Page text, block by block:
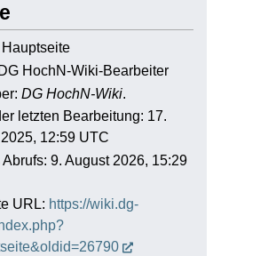
HochN-Wiki-Bearbeiter
DG HochN-Wiki.
letzten Bearbeitung: 17.
12:59 UTC
Abrufs: 9. August 2026, 15:29
URL: https://wiki.dg-